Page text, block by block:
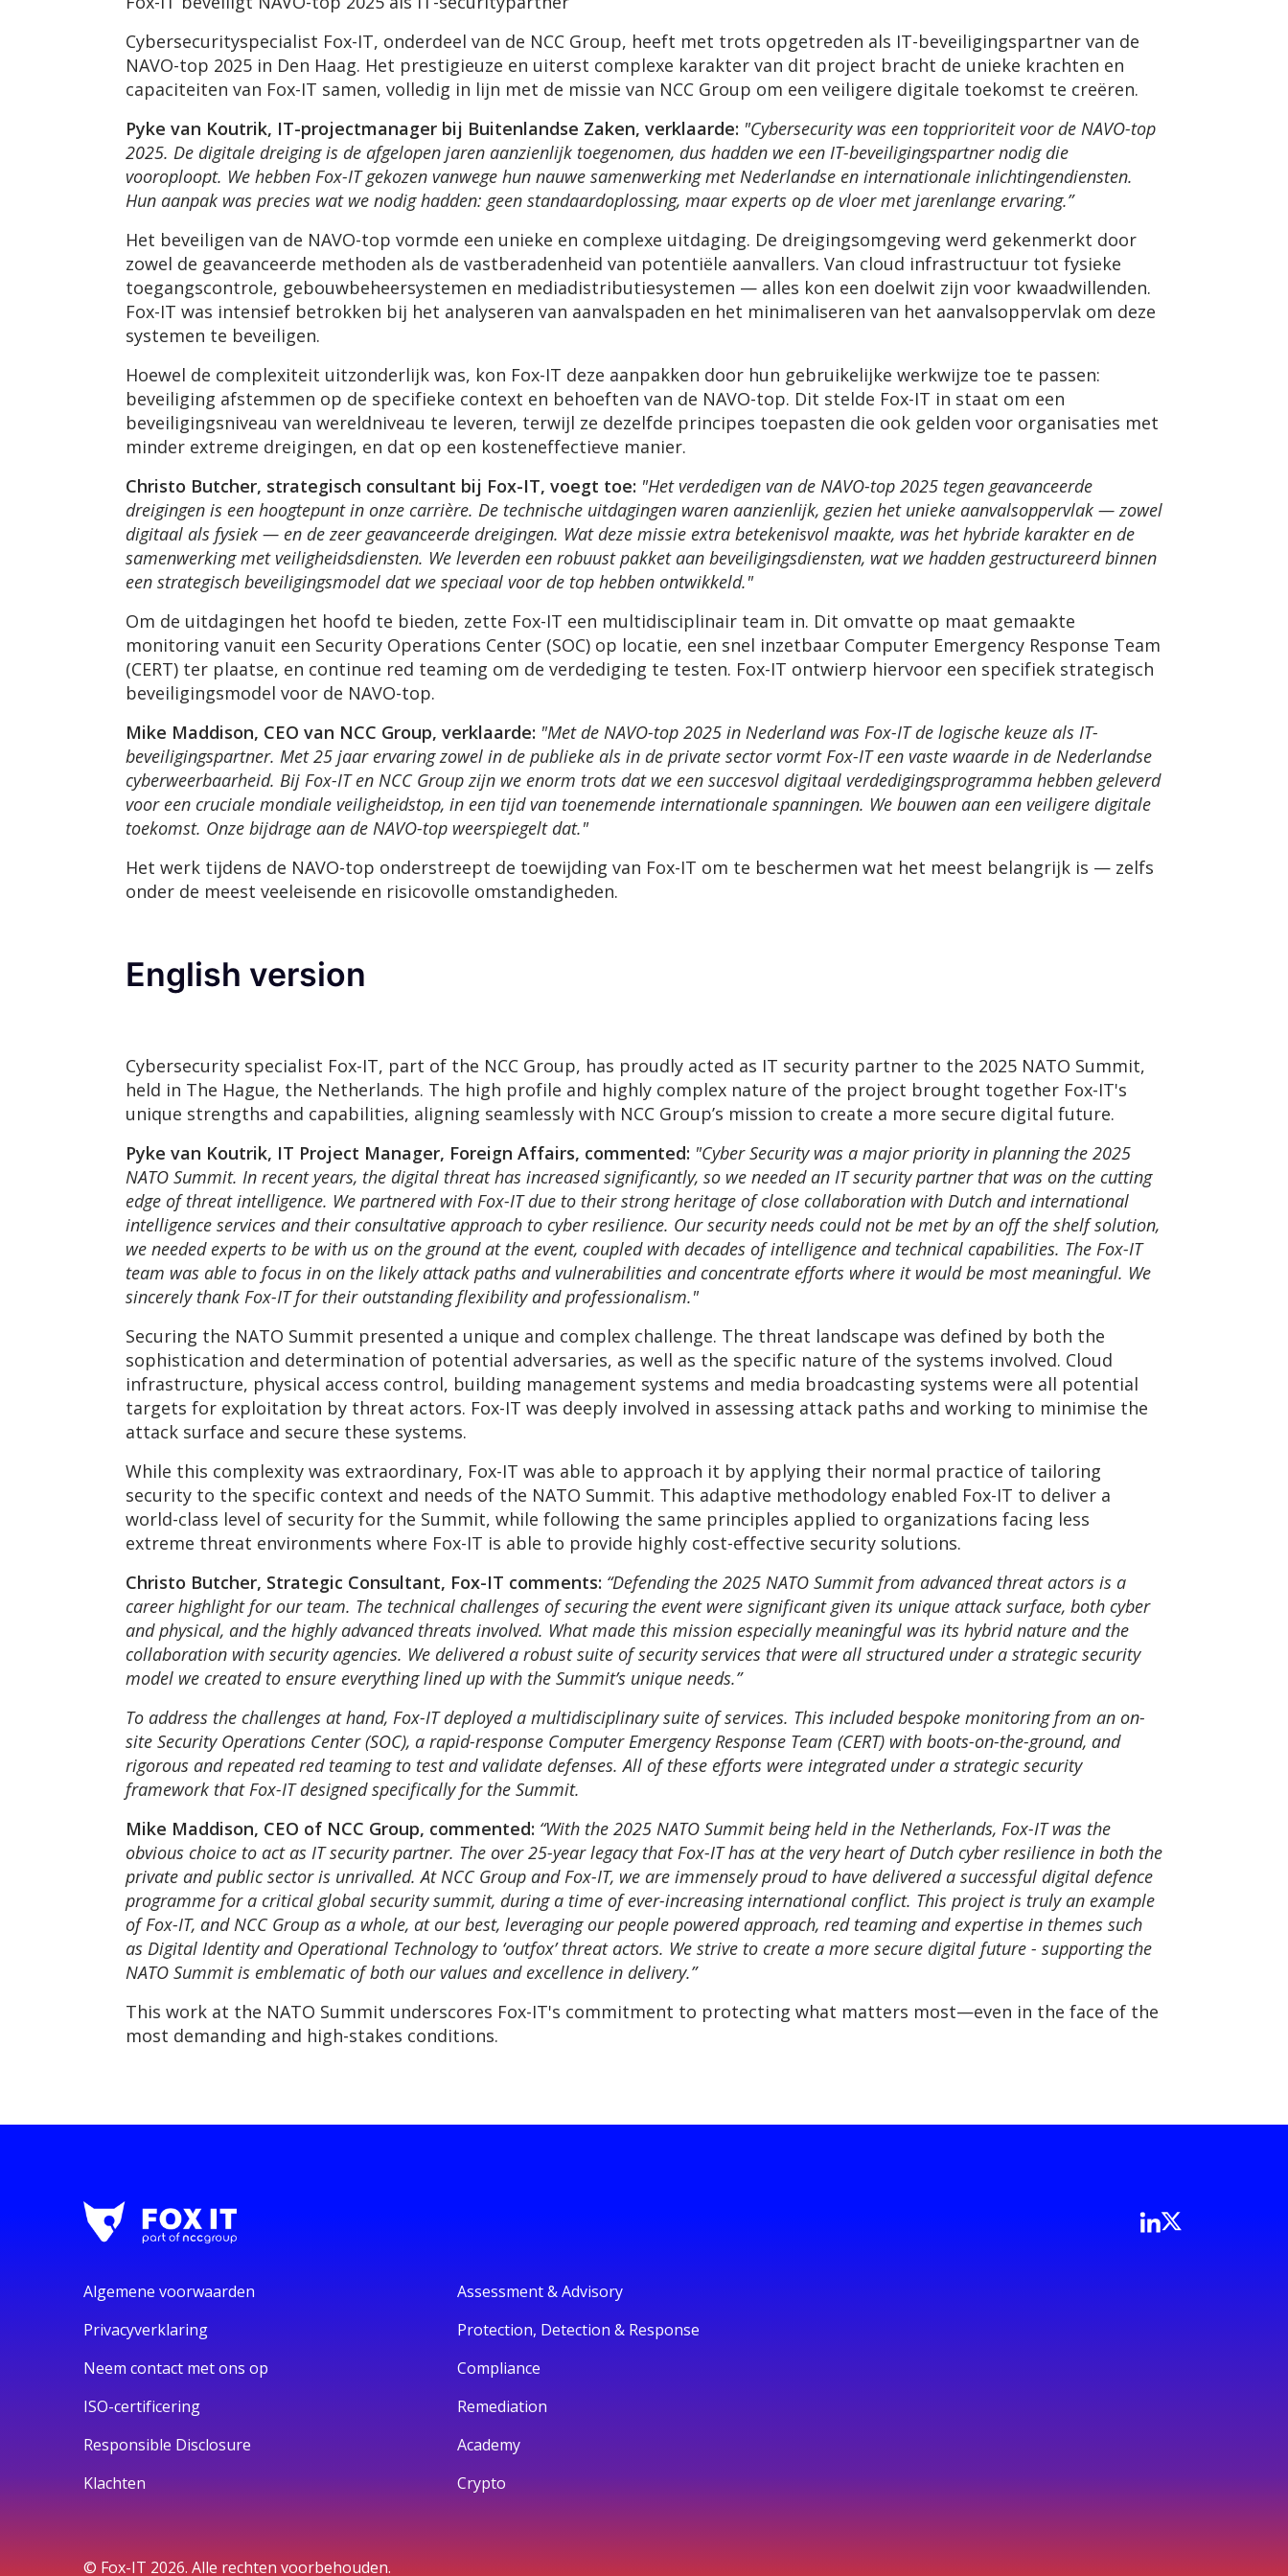
Cybersecurityspecialist Fox-IT, onderdeel van de NCC Group, heeft met trots opgetreden als IT-beveiligingspartner van de
NAVO-top 2025 in Den Haag. Het prestigieuze en uiterst complexe karakter van dit project bracht de unieke krachten en
capaciteiten van Fox-IT samen, volledig in lijn met de missie van NCC Group om een veiligere digitale toekomst te creëren.
Pyke van Koutrik, IT-projectmanager bij Buitenlandse Zaken, verklaarde: "Cybersecurity was een topprioriteit voor de NAVO-top
2025. De digitale dreiging is de afgelopen jaren aanzienlijk toegenomen, dus hadden we een IT-beveiligingspartner nodig die
vooroploopt. We hebben Fox-IT gekozen vanwege hun nauwe samenwerking met Nederlandse en internationale inlichtingendiensten.
Hun aanpak was precies wat we nodig hadden: geen standaardoplossing, maar experts op de vloer met jarenlange ervaring.”
Het beveiligen van de NAVO-top vormde een unieke en complexe uitdaging. De dreigingsomgeving werd gekenmerkt door
zowel de geavanceerde methoden als de vastberadenheid van potentiële aanvallers. Van cloud infrastructuur tot fysieke
toegangscontrole, gebouwbeheersystemen en mediadistributiesystemen — alles kon een doelwit zijn voor kwaadwillenden.
Fox-IT was intensief betrokken bij het analyseren van aanvalspaden en het minimaliseren van het aanvalsoppervlak om deze
systemen te beveiligen.
Hoewel de complexiteit uitzonderlijk was, kon Fox-IT deze aanpakken door hun gebruikelijke werkwijze toe te passen:
beveiliging afstemmen op de specifieke context en behoeften van de NAVO-top. Dit stelde Fox-IT in staat om een
beveiligingsniveau van wereldniveau te leveren, terwijl ze dezelfde principes toepasten die ook gelden voor organisaties met
minder extreme dreigingen, en dat op een kosteneffectieve manier.
Christo Butcher, strategisch consultant bij Fox-IT, voegt toe: "Het verdedigen van de NAVO-top 2025 tegen geavanceerde
dreigingen is een hoogtepunt in onze carrière. De technische uitdagingen waren aanzienlijk, gezien het unieke aanvalsoppervlak — zowel
digitaal als fysiek — en de zeer geavanceerde dreigingen. Wat deze missie extra betekenisvol maakte, was het hybride karakter en de
samenwerking met veiligheidsdiensten. We leverden een robuust pakket aan beveiligingsdiensten, wat we hadden gestructureerd binnen
een strategisch beveiligingsmodel dat we speciaal voor de top hebben ontwikkeld."
Om de uitdagingen het hoofd te bieden, zette Fox-IT een multidisciplinair team in. Dit omvatte op maat gemaakte
monitoring vanuit een Security Operations Center (SOC) op locatie, een snel inzetbaar Computer Emergency Response Team
(CERT) ter plaatse, en continue red teaming om de verdediging te testen. Fox-IT ontwierp hiervoor een specifiek strategisch
beveiligingsmodel voor de NAVO-top.
Mike Maddison, CEO van NCC Group, verklaarde: "Met de NAVO-top 2025 in Nederland was Fox-IT de logische keuze als IT-
beveiligingspartner. Met 25 jaar ervaring zowel in de publieke als in de private sector vormt Fox-IT een vaste waarde in de Nederlandse
cyberweerbaarheid. Bij Fox-IT en NCC Group zijn we enorm trots dat we een succesvol digitaal verdedigingsprogramma hebben geleverd
voor een cruciale mondiale veiligheidstop, in een tijd van toenemende internationale spanningen. We bouwen aan een veiligere digitale
toekomst. Onze bijdrage aan de NAVO-top weerspiegelt dat."
Het werk tijdens de NAVO-top onderstreept de toewijding van Fox-IT om te beschermen wat het meest belangrijk is — zelfs
onder de meest veeleisende en risicovolle omstandigheden.
English version
Cybersecurity specialist Fox-IT, part of the NCC Group, has proudly acted as IT security partner to the 2025 NATO Summit,
held in The Hague, the Netherlands. The high profile and highly complex nature of the project brought together Fox-IT's
unique strengths and capabilities, aligning seamlessly with NCC Group’s mission to create a more secure digital future.
Pyke van Koutrik, IT Project Manager, Foreign Affairs, commented: "Cyber Security was a major priority in planning the 2025
NATO Summit. In recent years, the digital threat has increased significantly, so we needed an IT security partner that was on the cutting
edge of threat intelligence. We partnered with Fox-IT due to their strong heritage of close collaboration with Dutch and international
intelligence services and their consultative approach to cyber resilience. Our security needs could not be met by an off the shelf solution,
we needed experts to be with us on the ground at the event, coupled with decades of intelligence and technical capabilities. The Fox-IT
team was able to focus in on the likely attack paths and vulnerabilities and concentrate efforts where it would be most meaningful. We
sincerely thank Fox-IT for their outstanding flexibility and professionalism."
Securing the NATO Summit presented a unique and complex challenge. The threat landscape was defined by both the
sophistication and determination of potential adversaries, as well as the specific nature of the systems involved. Cloud
infrastructure, physical access control, building management systems and media broadcasting systems were all potential
targets for exploitation by threat actors. Fox-IT was deeply involved in assessing attack paths and working to minimise the
attack surface and secure these systems.
While this complexity was extraordinary, Fox-IT was able to approach it by applying their normal practice of tailoring
security to the specific context and needs of the NATO Summit. This adaptive methodology enabled Fox-IT to deliver a
world-class level of security for the Summit, while following the same principles applied to organizations facing less
extreme threat environments where Fox-IT is able to provide highly cost-effective security solutions.
Christo Butcher, Strategic Consultant, Fox-IT comments: “Defending the 2025 NATO Summit from advanced threat actors is a
career highlight for our team. The technical challenges of securing the event were significant given its unique attack surface, both cyber
and physical, and the highly advanced threats involved. What made this mission especially meaningful was its hybrid nature and the
collaboration with security agencies. We delivered a robust suite of security services that were all structured under a strategic security
model we created to ensure everything lined up with the Summit’s unique needs.”
To address the challenges at hand, Fox-IT deployed a multidisciplinary suite of services. This included bespoke monitoring from an on-
site Security Operations Center (SOC), a rapid-response Computer Emergency Response Team (CERT) with boots-on-the-ground, and
rigorous and repeated red teaming to test and validate defenses. All of these efforts were integrated under a strategic security
framework that Fox-IT designed specifically for the Summit.
Mike Maddison, CEO of NCC Group, commented: “With the 2025 NATO Summit being held in the Netherlands, Fox-IT was the
obvious choice to act as IT security partner. The over 25-year legacy that Fox-IT has at the very heart of Dutch cyber resilience in both the
private and public sector is unrivalled. At NCC Group and Fox-IT, we are immensely proud to have delivered a successful digital defence
programme for a critical global security summit, during a time of ever-increasing international conflict. This project is truly an example
of Fox-IT, and NCC Group as a whole, at our best, leveraging our people powered approach, red teaming and expertise in themes such
as Digital Identity and Operational Technology to ‘outfox’ threat actors. We strive to create a more secure digital future - supporting the
NATO Summit is emblematic of both our values and excellence in delivery.”
This work at the NATO Summit underscores Fox-IT's commitment to protecting what matters most—even in the face of the
most demanding and high-stakes conditions.
Algemene voorwaarden
Privacyverklaring
Neem contact met ons op
ISO-certificering
Responsible Disclosure
Klachten
Assessment & Advisory
Protection, Detection & Response
Compliance
Remediation
Academy
Crypto
© Fox-IT 2026. Alle rechten voorbehouden.